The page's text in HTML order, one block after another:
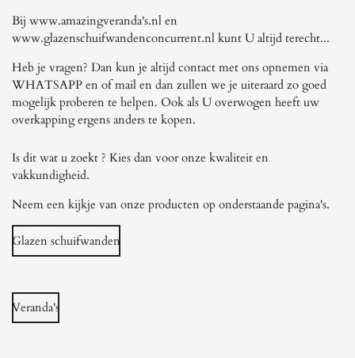
Bij www.amazingveranda's.nl en
www.glazenschuifwandenconcurrent.nl kunt U altijd terecht...
Heb je vragen? Dan kun je altijd contact met ons opnemen via
WHATSAPP en of mail en dan zullen we je uiteraard zo goed
mogelijk proberen te helpen. Ook als U overwogen heeft uw
overkapping ergens anders te kopen.
Is dit wat u zoekt ? Kies dan voor onze kwaliteit en
vakkundigheid.
Neem een kijkje van onze producten op onderstaande pagina's.
Glazen schuifwanden
Veranda's